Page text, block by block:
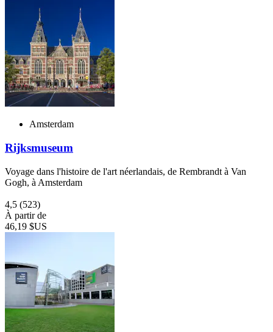
Amsterdam
Rijksmuseum
Voyage dans l'histoire de l'art néerlandais, de Rembrandt à Van
Gogh, à Amsterdam
4,5 (523)
À partir de
46,19 $US